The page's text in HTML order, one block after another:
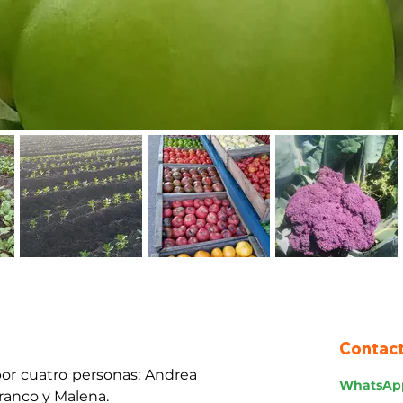
cuatro personas: Andrea
y Malena.